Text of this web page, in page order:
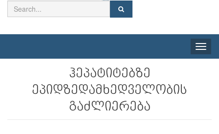
Toggle
ჰეპატიტებზე
ეპიდზედამხედველობის
გაძლიერება